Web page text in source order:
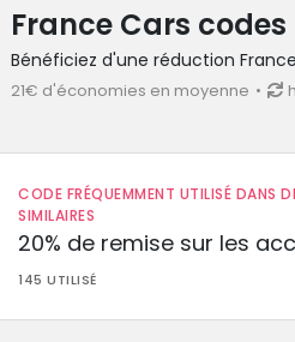
France Cars
Bénéficiez d'une réduction
21€ d'économies en moyenne
CODE FRÉQUEMMENT UTILISÉ DANS
SIMILAIRES
20% de remise sur les
145 UTILISÉ